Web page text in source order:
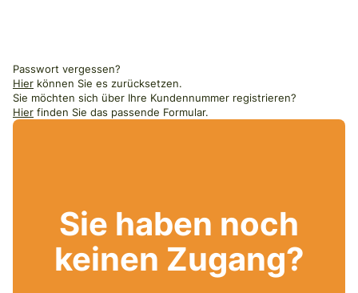
Passwort vergessen?
Hier können Sie es zurücksetzen.
Sie möchten sich über Ihre Kundennummer registrieren?
Hier finden Sie das passende Formular.
Sie haben noch
keinen Zugang?